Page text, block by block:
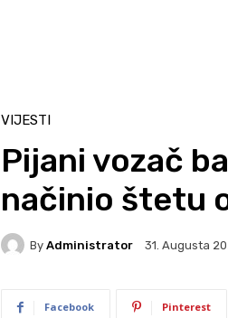
VIJESTI
Pijani vozač
načinio štetu
By Administrator 31. Augusta
Facebook Pinterest